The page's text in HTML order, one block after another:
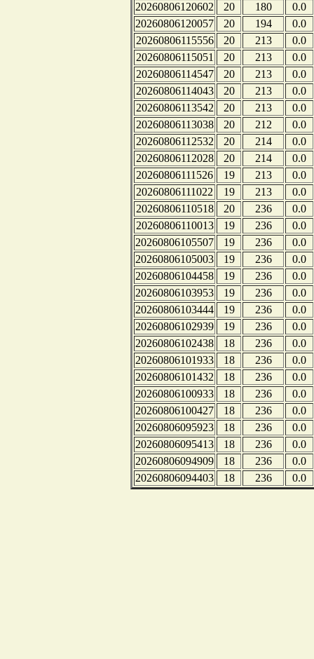
20260806120602
20 180
0.0
20260806120057
20 194
0.0
20260806115556
20 213
0.0
20260806115051
20 213
0.0
20260806114547
20 213
0.0
20260806114043
20 213
0.0
20260806113542
20 213
0.0
20260806113038
20 212
0.0
20260806112532
20 214
0.0
20260806112028
20 214
0.0
20260806111526
19 213
0.0
20260806111022
19 213
0.0
20260806110518
20 236
0.0
20260806110013
19 236
0.0
20260806105507
19 236
0.0
20260806105003
19 236
0.0
20260806104458
19 236
0.0
20260806103953
19 236
0.0
20260806103444
19 236
0.0
20260806102939
19 236
0.0
20260806102438
18 236
0.0
20260806101933
18 236
0.0
20260806101432
18 236
0.0
20260806100933
18 236
0.0
20260806100427
18 236
0.0
20260806095923
18 236
0.0
20260806095413
18 236
0.0
20260806094909
18 236
0.0
20260806094403
18 236 0.0